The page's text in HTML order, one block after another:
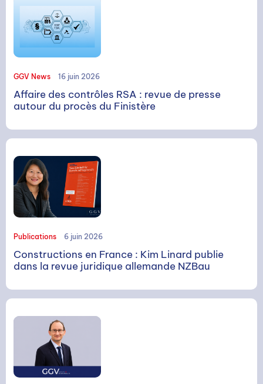
RECHERCHE
Rechercher
GGV News 16 juin 2026
Affaire des contrôles RSA : revue de presse
autour du procès du Finistère
Publications 6 juin 2026
Constructions en France : Kim Linard publie
dans la revue juridique allemande NZBau